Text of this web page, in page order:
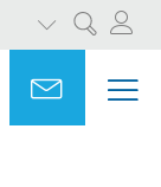
Cercetare
AFIȘAȚI
Ask for
Portal